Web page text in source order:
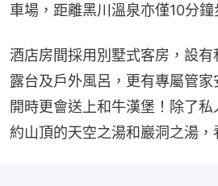
車場，距離黑川溫泉亦僅10分鐘
酒店房間採用別墅式客房，設有
露台及戶外風呂，更有專屬管
開時更會送上和牛漢堡！除了
約山頂的天空之湯和巖洞之湯，